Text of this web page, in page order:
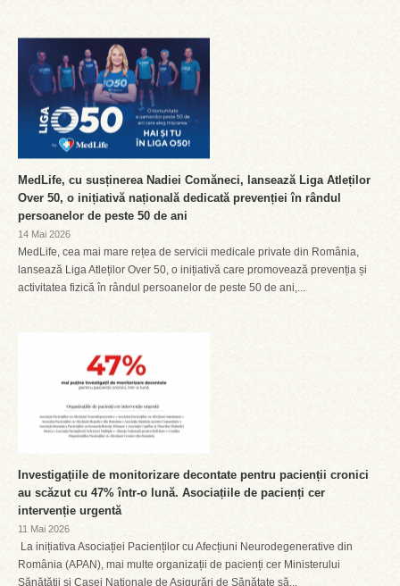
MedLife, cu susținerea Nadiei Comăneci, lansează Liga Atleților
Over 50, o inițiativă națională dedicată prevenției în rândul
persoanelor de peste 50 de ani
14 Mai 2026
MedLife, cea mai mare rețea de servicii medicale private din România,
lansează Liga Atleților Over 50, o inițiativă care promovează prevenția și
activitatea fizică în rândul persoanelor de peste 50 de ani,...
Investigațiile de monitorizare decontate pentru pacienții cronici
au scăzut cu 47% într-o lună. Asociațiile de pacienți cer
intervenție urgentă
11 Mai 2026
La inițiativa Asociației Pacienților cu Afecțiuni Neurodegenerative din
România (APAN), mai multe organizații de pacienți cer Ministerului
Sănătății și Casei Naționale de Asigurări de Sănătate să...